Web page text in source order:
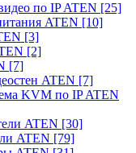
по IP ATEN [25]
ATEN [10]
[3]
[2]
[7]
ATEN [7]
KVM по IP ATEN
ATEN [30]
ATEN [79]